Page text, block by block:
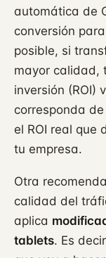
automática de
conversión
posible, si
mayor calidad,
inversión (ROI)
corresponda
el ROI real que
tu empresa.
Otra
calidad del
aplica
tablets. Es